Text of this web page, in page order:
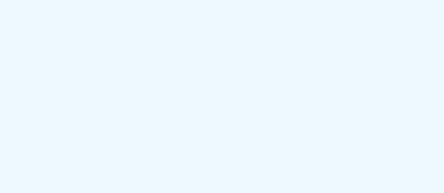
NoExamImitate/Apps/Page/Public/News.aspx \
NoExamImitate/Apps/Page/Public/News.aspx